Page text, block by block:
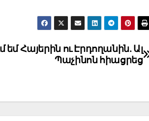
եմ Հայերին ու Էրդողանին. Ալ
Պաչինոն հիացրեց